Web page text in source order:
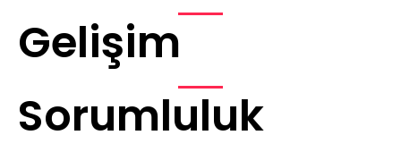
Gelişim
Sorumluluk